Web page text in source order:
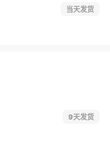
当天发货
9天发货